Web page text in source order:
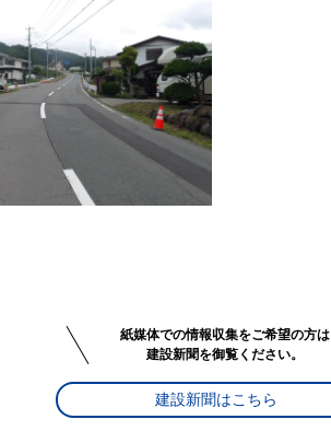
紙媒体での情報収集をご希望の方は
建設新聞を御覧ください。
建設新聞はこちら